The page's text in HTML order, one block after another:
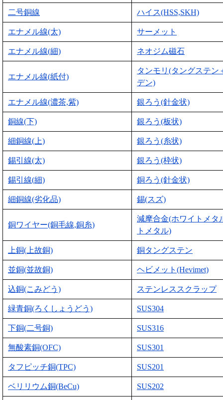
二号銅線 ハイス(HSS,SKH)
エナメル線(太) サーメット
エナメル線(細) ネオジム磁石
エナメル線(紙付)
タンモリ(タングステン
デン)
エナメル線(濃茶,紫) 銀ろう(針金状)
銅線(下) 銀ろう(板状)
細銅線(上) 銀ろう(糸状)
錫引線(太) 銀ろう(枠状)
錫引線(細) 銅ろう(針金状)
細銅線(劣化品) 錫(スズ)
銅ワイヤー(銅毛線,銅糸)
減摩合金(ホワイトメタ
トメタル)
上銅(上故銅) 銅タングステン
並銅(並故銅) ヘビメット(Hevimet)
込銅(こみどう) ステンレススクラップ
緑青銅(ろくしょうどう) SUS304
下銅(二号銅) SUS316
無酸素銅(OFC) SUS301
タフピッチ銅(TPC) SUS201
ベリリウム銅(BeCu) SUS202